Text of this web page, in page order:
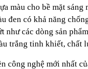
màu cho bề mặt
đen có khả năng
như các dòng sản
trắng tinh khiết, chất
công nghệ mới nhất